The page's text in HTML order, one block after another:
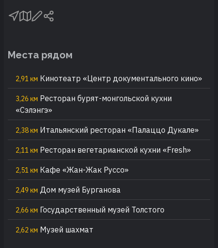
Места рядом
2,91 км Кинотеатр «Центр документального кино»
3,26 км Ресторан бурят-монгольской кухни
«Сэлэнгэ»
2,38 км Итальянский ресторан «Палаццо Дукале»
2,11 км Ресторан вегетарианской кухни «Fresh»
2,51 км Кафе «Жан-Жак Руссо»
2,49 км Дом музей Бурганова
2,66 км Государственный музей Толстого
2,62 км Музей шахмат